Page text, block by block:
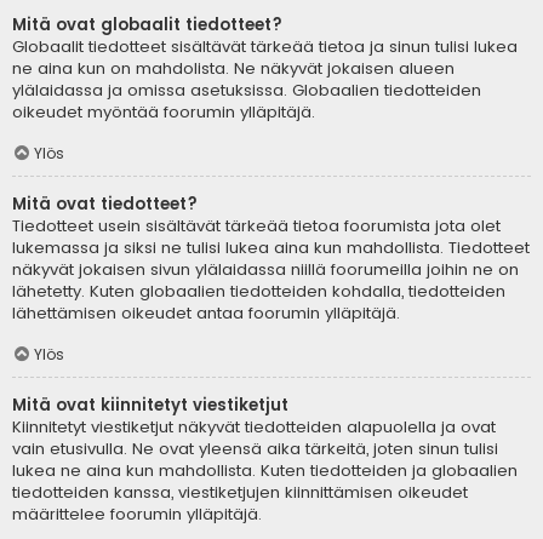
Mitä ovat globaalit tiedotteet?
Globaalit tiedotteet sisältävät tärkeää tietoa ja sinun tulisi lukea
ne aina kun on mahdolista. Ne näkyvät jokaisen alueen
ylälaidassa ja omissa asetuksissa. Globaalien tiedotteiden
oikeudet myöntää foorumin ylläpitäjä.
Ylös
Mitä ovat tiedotteet?
Tiedotteet usein sisältävät tärkeää tietoa foorumista jota olet
lukemassa ja siksi ne tulisi lukea aina kun mahdollista. Tiedotteet
näkyvät jokaisen sivun ylälaidassa niillä foorumeilla joihin ne on
lähetetty. Kuten globaalien tiedotteiden kohdalla, tiedotteiden
lähettämisen oikeudet antaa foorumin ylläpitäjä.
Ylös
Mitä ovat kiinnitetyt viestiketjut
Kiinnitetyt viestiketjut näkyvät tiedotteiden alapuolella ja ovat
vain etusivulla. Ne ovat yleensä aika tärkeitä, joten sinun tulisi
lukea ne aina kun mahdollista. Kuten tiedotteiden ja globaalien
tiedotteiden kanssa, viestiketjujen kiinnittämisen oikeudet
määrittelee foorumin ylläpitäjä.